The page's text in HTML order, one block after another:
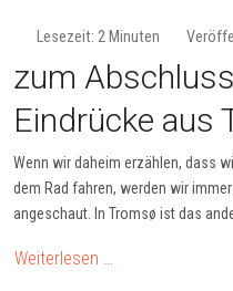
Lesezeit: 2 Minuten
zum
Eindrücke aus
Wenn wir daheim erzählen, dass
dem Rad fahren, werden wir
angeschaut. In Tromsø ist das
Weiterlesen …